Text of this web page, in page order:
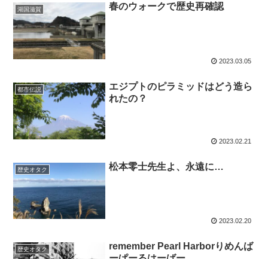
湖国滋賀 春のウォークで歴史再確認
2023.03.05
都市伝説
エジプトのピラミッドはどう造ら
れたの？
2023.02.21
歴史オタク 松本零士先生よ、永遠に…
2023.02.20
歴史オタク
remember Pearl Harborりめんば